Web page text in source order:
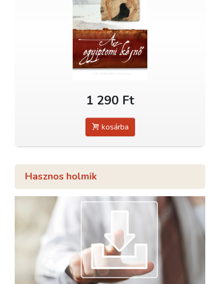
1 290 Ft
kosárba
Hasznos holmik